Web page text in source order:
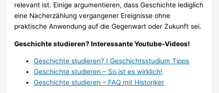
relevant ist. Einige argumentieren, dass Geschichte lediglich
eine Nacherzählung vergangener Ereignisse ohne
praktische Anwendung auf die Gegenwart oder Zukunft sei.
Geschichte studieren? Interessante Youtube-Videos!
Geschichte studieren? I Geschichtsstudium Tipps
Geschichte studieren – So ist es wirklich!
Geschichte studieren – FAQ mit Historiker